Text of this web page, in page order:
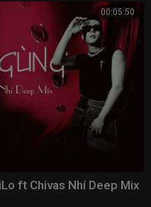
00:05:50
ft Chivas Nhí Deep Mix